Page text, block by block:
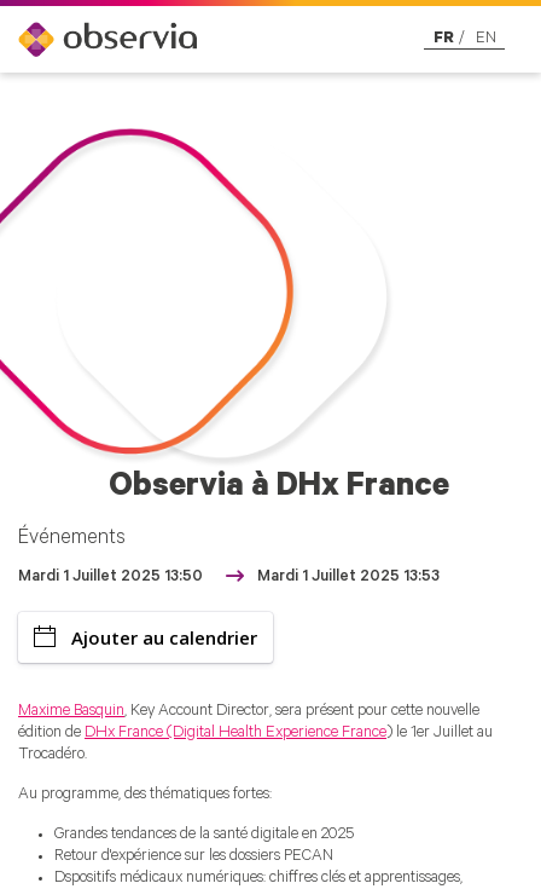
FR EN
Observia à DHx France
Événements
Mardi 1 Juillet 2025 13:50 Mardi 1 Juillet 2025 13:53
Ajouter au calendrier
Maxime Basquin, Key Account Director, sera présent pour cette nouvelle
édition de DHx France (Digital Health Experience France) le 1er Juillet au
Trocadéro.
Au programme, des thématiques fortes:
Grandes tendances de la santé digitale en 2025
Retour d'expérience sur les dossiers PECAN
Dspositifs médicaux numériques: chiffres clés et apprentissages,